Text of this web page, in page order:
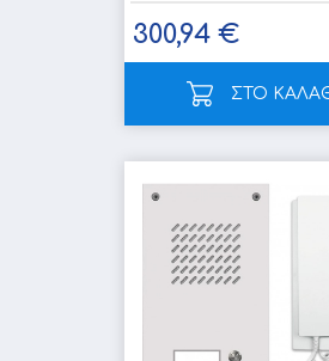
300,94 €
ΣΤΟ